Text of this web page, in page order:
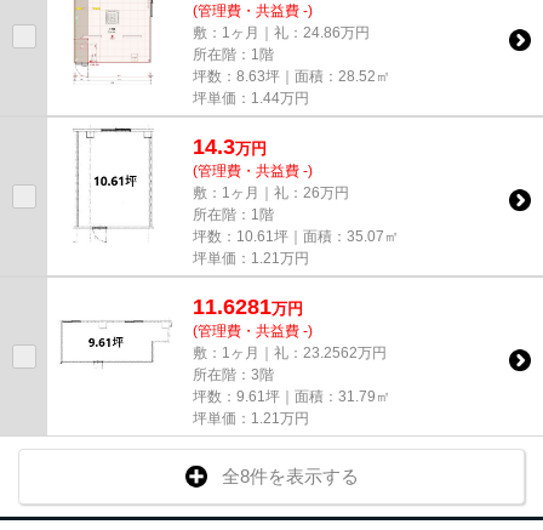
(管理費・共益費 -)
敷：1ヶ月｜礼：24.86万円
所在階：1階
坪数：8.63坪｜面積：28.52㎡
坪単価： 1.44万円
14.3万円
(管理費・共益費 -)
敷：1ヶ月｜礼：26万円
所在階：1階
坪数：10.61坪｜面積：35.07㎡
坪単価： 1.21 万円
11.6281万円
(管理費・共益費 -)
敷：1ヶ月｜礼：23.2562万円
所在階：3階
坪数：9.61坪｜面積：31.79㎡
坪単価： 1.21 万円
全8件を表示する